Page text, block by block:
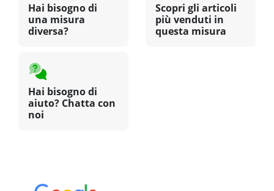
Hai bisogno di
una misura
diversa?
Scopri gli articoli
più venduti in
questa misura
Hai bisogno di
aiuto? Chatta con
noi